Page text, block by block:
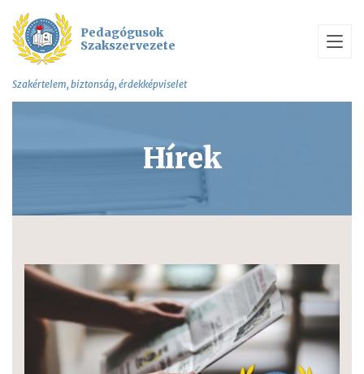
Pedagógusok
Szakszervezete
Szakértelem, biztonság, érdekképviselet
Hírek